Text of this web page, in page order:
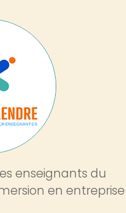
enseignants du
en entreprise